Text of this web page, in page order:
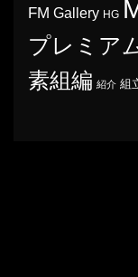
FM Gallery HG
プレミア
素組編 紹介 組